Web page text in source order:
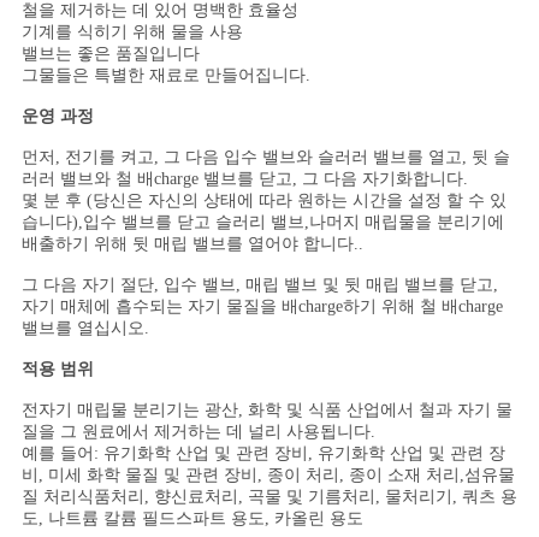
지
식
경
우
사
이
트
맵
PRIVACY
철을 제거하는 데 있어 명백한 효율성
기계를 식히기 위해 물을 사용
밸브는 좋은 품질입니다
그물들은 특별한 재료로 만들어집니다.
운영 과정
먼저, 전기를 켜고, 그 다음 입수 밸브와 슬러러 밸브를 열고, 뒷 슬
러러 밸브와 철 배charge 밸브를 닫고, 그 다음 자기화합니다.
몇 분 후 (당신은 자신의 상태에 따라 원하는 시간을 설정 할 수 있
습니다),입수 밸브를 닫고 슬러리 밸브,나머지 매립물을 분리기에
배출하기 위해 뒷 매립 밸브를 열어야 합니다..
그 다음 자기 절단, 입수 밸브, 매립 밸브 및 뒷 매립 밸브를 닫고,
자기 매체에 흡수되는 자기 물질을 배charge하기 위해 철 배charge
밸브를 열십시오.
적용 범위
전자기 매립물 분리기는 광산, 화학 및 식품 산업에서 철과 자기 물
질을 그 원료에서 제거하는 데 널리 사용됩니다.
예를 들어: 유기화학 산업 및 관련 장비, 유기화학 산업 및 관련 장
비, 미세 화학 물질 및 관련 장비, 종이 처리, 종이 소재 처리,섬유물
질 처리식품처리, 향신료처리, 곡물 및 기름처리, 물처리기, 쿼츠 용
도, 나트륨 칼륨 필드스파트 용도, 카올린 용도